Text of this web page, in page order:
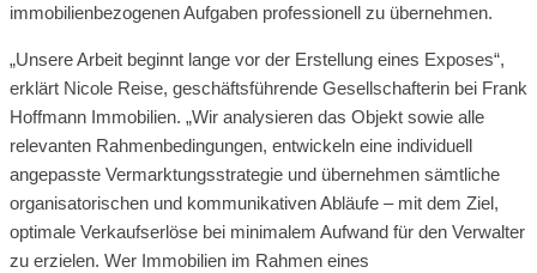
immobilienbezogenen Aufgaben professionell zu übernehmen.
„Unsere Arbeit beginnt lange vor der Erstellung eines Exposes“,
erklärt Nicole Reise, geschäftsführende Gesellschafterin bei Frank
Hoffmann Immobilien. „Wir analysieren das Objekt sowie alle
relevanten Rahmenbedingungen, entwickeln eine individuell
angepasste Vermarktungsstrategie und übernehmen sämtliche
organisatorischen und kommunikativen Abläufe – mit dem Ziel,
optimale Verkaufserlöse bei minimalem Aufwand für den Verwalter
zu erzielen. Wer Immobilien im Rahmen eines